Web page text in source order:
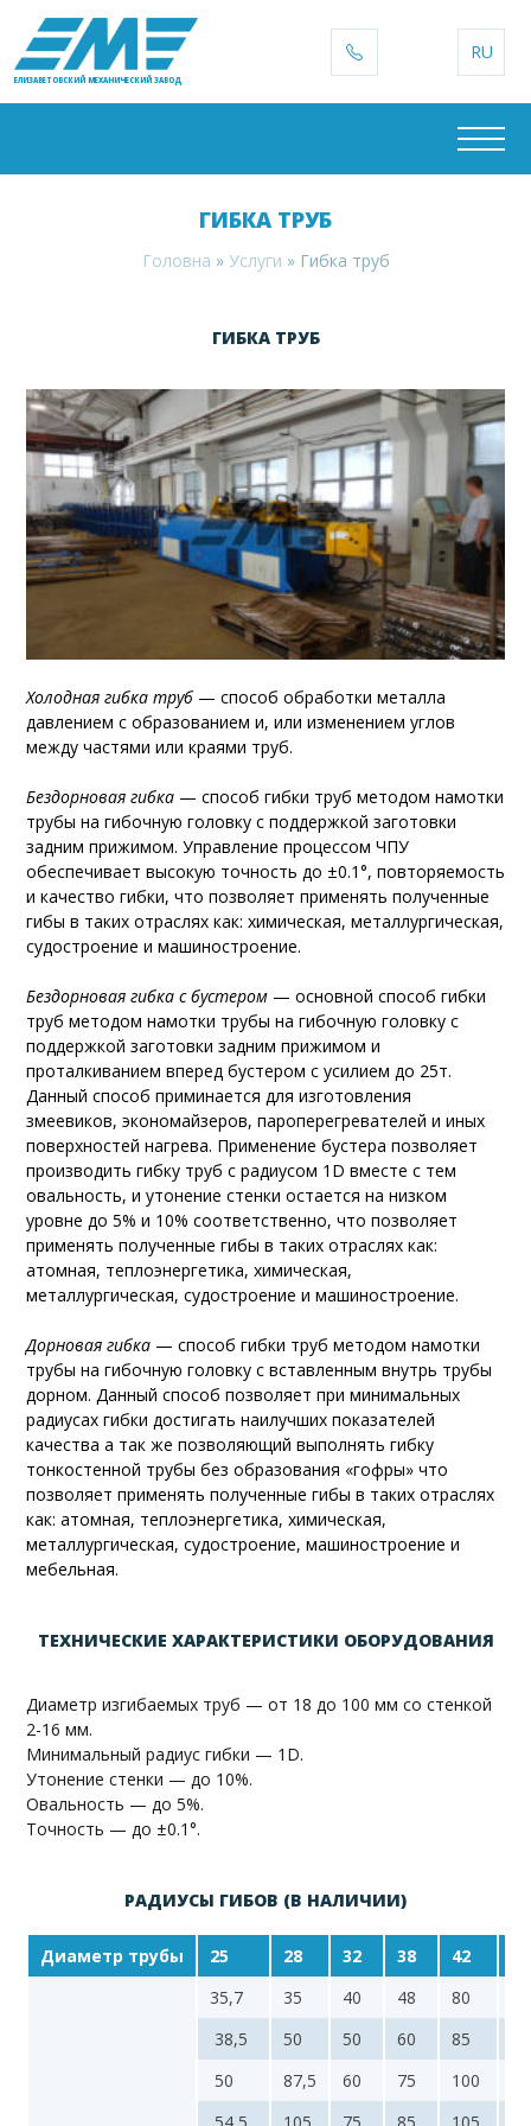
ЕЛИЗАВЕТОВСКИЙ МЕХАНИЧЕСКИЙ ЗАВОД
RU
ГИБКА ТРУБ
Головна » Услуги » Гибка труб
ГИБКА ТРУБ
Холодная гибка труб — способ обработки металла
давлением с образованием и, или изменением углов
между частями или краями труб.
Бездорновая гибка — способ гибки труб методом намотки
трубы на гибочную головку с поддержкой заготовки
задним прижимом. Управление процессом ЧПУ
обеспечивает высокую точность до ±0.1°, повторяемость
и качество гибки, что позволяет применять полученные
гибы в таких отраслях как: химическая, металлургическая,
судостроение и машиностроение.
Бездорновая гибка с бустером — основной способ гибки
труб методом намотки трубы на гибочную головку с
поддержкой заготовки задним прижимом и
проталкиванием вперед бустером с усилием до 25т.
Данный способ приминается для изготовления
змеевиков, экономайзеров, пароперегревателей и иных
поверхностей нагрева. Применение бустера позволяет
производить гибку труб с радиусом 1D вместе с тем
овальность, и утонение стенки остается на низком
уровне до 5% и 10% соответственно, что позволяет
применять полученные гибы в таких отраслях как:
атомная, теплоэнергетика, химическая,
металлургическая, судостроение и машиностроение.
Дорновая гибка — способ гибки труб методом намотки
трубы на гибочную головку с вставленным внутрь трубы
дорном. Данный способ позволяет при минимальных
радиусах гибки достигать наилучших показателей
качества а так же позволяющий выполнять гибку
тонкостенной трубы без образования «гофры» что
позволяет применять полученные гибы в таких отраслях
как: атомная, теплоэнергетика, химическая,
металлургическая, судостроение, машиностроение и
мебельная.
ТЕХНИЧЕСКИЕ ХАРАКТЕРИСТИКИ ОБОРУДОВАНИЯ
Диаметр изгибаемых труб — от 18 до 100 мм со стенкой
2-16 мм.
Минимальный радиус гибки — 1D.
Утонение стенки — до 10%.
Овальность — до 5%.
Точность — до ±0.1°.
РАДИУСЫ ГИБОВ (В НАЛИЧИИ)
Диаметр трубы 25 28 32 38 42
35,7
35 40 48 80
38,5
50 50 60
85
50
87,5 60 75
100